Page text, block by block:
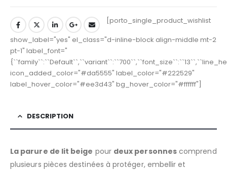
[porto_single_product_wishlist
show_label="yes" el_class="d-inline-block align-middle mt-2
pt-1" label_font="
icon_added_color="#da5555" label_color="#222529"
label_hover_color="#ee3d43" bg_hover_color="#ffffff"]
DESCRIPTION
La parure de lit beige pour deux personnescomprend
plusieurs pièces destinées à protéger, embellir et